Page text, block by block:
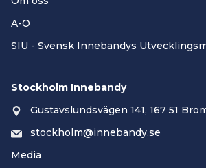
A-Ö
SIU - Svensk Innebandys
Stockholm Innebandy
Gustavslundsvägen 141, 167 51
stockholm@innebandy.se
Media